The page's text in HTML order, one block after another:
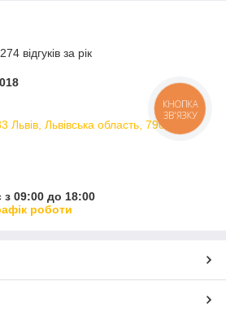
відгуків за рік
Львівська область, 79066,
09:00 до 18:00
роботи
КНОПКА
ЗВ'ЯЗКУ